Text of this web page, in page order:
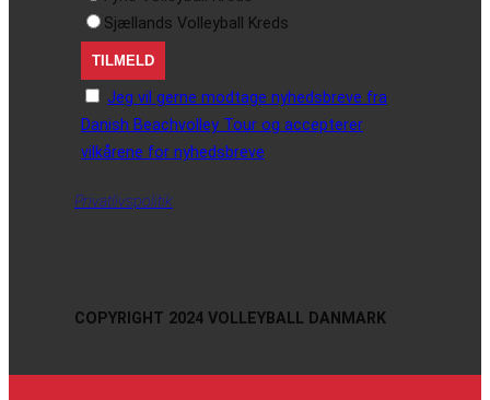
Sjællands Volleyball Kreds
Jeg vil gerne modtage nyhedsbreve fra
Danish Beachvolley Tour og accepterer
vilkårene for nyhedsbreve
Privatlivspolitik
COPYRIGHT 2024 VOLLEYBALL DANMARK